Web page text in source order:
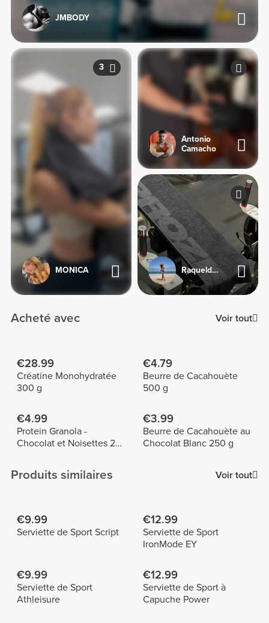
JMBODY
3
MONICA
Antonio
Camacho
Raqueldcunha
Acheté avec Voir tout
€28.99
Créatine Monohydratée
300 g
€4.79
Beurre de Cacahouète
500 g
€4.99
Protein Granola -
Chocolat et Noisettes 275
€3.99
Beurre de Cacahouète au
Chocolat Blanc 250 g
Produits similaires Voir tout
€9.99
Serviette de Sport Script
€12.99
Serviette de Sport
IronMode EY
€9.99
Serviette de Sport
Athleisure
€12.99
Serviette de Sport à
Capuche Power